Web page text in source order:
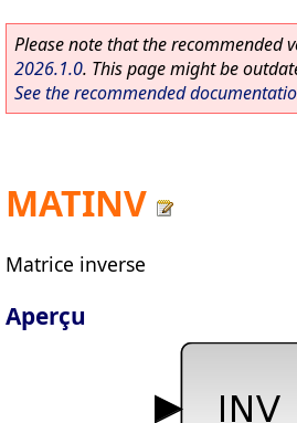
Please note that the recommended
2026.1.0. This page might be
See the recommended
MATINV
Matrice inverse
Aperçu